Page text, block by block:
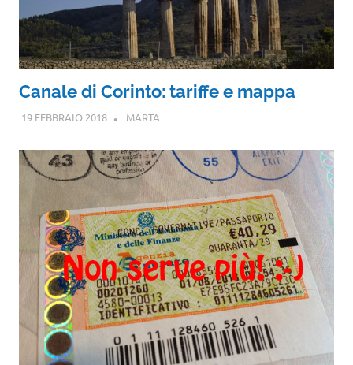
Canale di Corinto: tariffe e mappa
19 FEBBRAIO 2018 MARTA